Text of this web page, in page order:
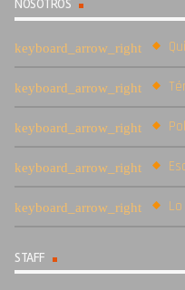
NOSOTROS
STAFF